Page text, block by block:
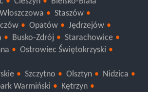
Cieszyn
Bielsko-Biała
Włoszczowa
Staszów
Opatów
Jędrzejów
Busko-Zdrój
Starachowice
Szczytno Olsztyn